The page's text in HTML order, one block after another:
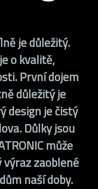
je důležitý.
o kvalitě,
První dojem
důležitý je
design je čistý
Důlky jsou
může
výraz zaoblené
naší doby.